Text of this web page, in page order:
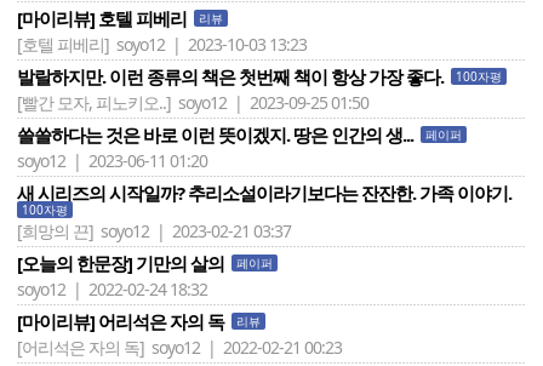
[마이리뷰] 호텔 피베리 리뷰
[호텔 피베리] soyo12 | 2023-10-03 13:23
발랄하지만. 이런 종류의 책은 첫번째 책이 항상 가장 좋다. 100자평
[빨간 모자, 피노키오..] soyo12 | 2023-09-25 01:50
쓸쓸하다는 것은 바로 이런 뜻이겠지. 땅은 인간의 생... 페이퍼
soyo12 | 2023-06-11 01:20
새 시리즈의 시작일까? 추리소설이라기보다는 잔잔한. 가족 이야기.
100자평
[희망의 끈] soyo12 | 2023-02-21 03:37
[오늘의 한문장] 기만의 살의 페이퍼
soyo12 | 2022-02-24 18:32
[마이리뷰] 어리석은 자의 독 리뷰
[어리석은 자의 독] soyo12 | 2022-02-21 00:23